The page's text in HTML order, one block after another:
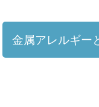
金属アレルギー